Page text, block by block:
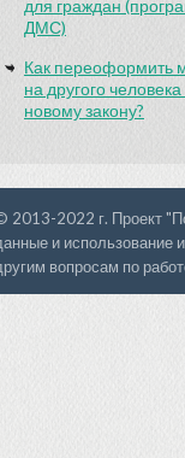
для граждан
ДМС)
Как переоформить
на другого
новому закону?
2013-2022 г. Проект
и использование
вопросам по